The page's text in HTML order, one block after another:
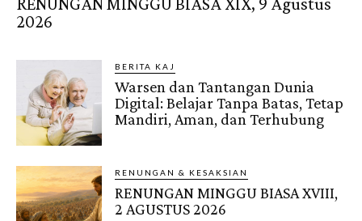
2026
BERITA KAJ
Warsen dan Tantangan Dunia
Digital: Belajar Tanpa Batas, Tetap
Mandiri, Aman, dan Terhubung
RENUNGAN & KESAKSIAN
RENUNGAN MINGGU BIASA XVIII,
2 AGUSTUS 2026